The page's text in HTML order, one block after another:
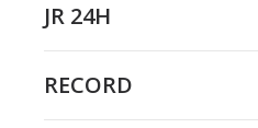
JR 24H
RECORD